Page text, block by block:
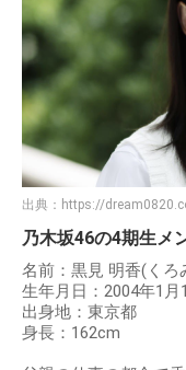
出典： https://
乃木坂46の4期生メ
名前：黒見 明香(くろ
生年月日：2004年1月
出身地：東京都
身長：162cm